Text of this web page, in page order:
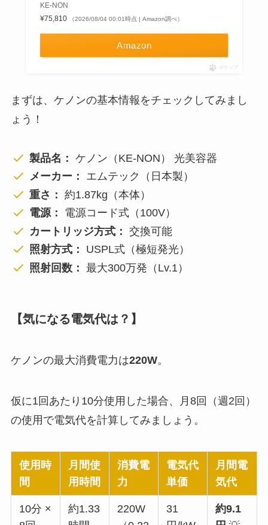
KE-NON
¥75,810
（2026/08/04 00:01時点 | Amazon調べ）
Amazon
ポチップ
まずは、ケノンの基本情報をチェックしてみまし
ょう！
製品名： ケノン（KE-NON） 光美容器
メーカー：
エムテック（日本製）
重さ： 約1.87kg（本体）
電源：
電源コード式（100V）
カートリッジ方式： 交換可能
照射方式：
USPL式（極短発光）
照射回数： 最大300万発（Lv.1）
【気になる電気代は？】
ケノンの最大消費電力は220W。
仮に1回あたり10分使用した場合、月8回（週2回）
の使用で電気代を計算してみましょう。
使用時
間
月間使
用時間
消費電
力
電気代
単価
月間電
気代
10分 ×
約1.33
220W
31
約9.1